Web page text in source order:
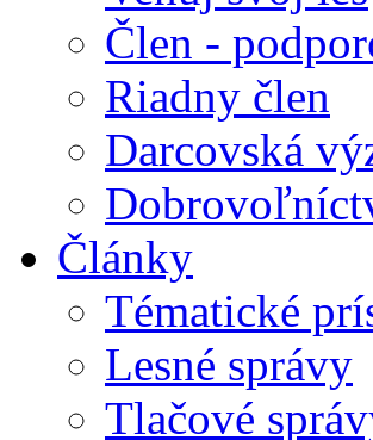
Člen -
Riadny člen
Darcovská
Články
Tématické
Lesné správy
Tlačové